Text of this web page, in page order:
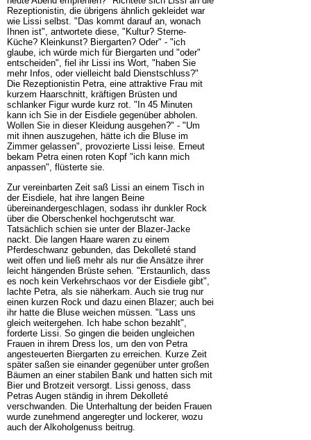
Rezeptionistin, die übrigens ähnlich gekleidet war
wie Lissi selbst. "Das kommt darauf an, wonach
Ihnen ist", antwortete diese, "Kultur? Sterne-
Küche? Kleinkunst? Biergarten? Oder" - "ich
glaube, ich würde mich für Biergarten und "oder"
entscheiden", fiel ihr Lissi ins Wort, "haben Sie
mehr Infos, oder vielleicht bald Dienstschluss?"
Die Rezeptionistin Petra, eine attraktive Frau mit
kurzem Haarschnitt, kräftigen Brüsten und
schlanker Figur wurde kurz rot. "In 45 Minuten
kann ich Sie in der Eisdiele gegenüber abholen.
Wollen Sie in dieser Kleidung ausgehen?" - "Um
mit ihnen auszugehen, hätte ich die Bluse im
Zimmer gelassen", provozierte Lissi leise. Erneut
bekam Petra einen roten Kopf "ich kann mich
anpassen", flüsterte sie.
Zur vereinbarten Zeit saß Lissi an einem Tisch in
der Eisdiele, hat ihre langen Beine
übereinandergeschlagen, sodass ihr dunkler Rock
über die Oberschenkel hochgerutscht war.
Tatsächlich schien sie unter der Blazer-Jacke
nackt. Die langen Haare waren zu einem
Pferdeschwanz gebunden, das Dekolleté stand
weit offen und ließ mehr als nur die Ansätze ihrer
leicht hängenden Brüste sehen. "Erstaunlich, dass
es noch kein Verkehrschaos vor der Eisdiele gibt",
lachte Petra, als sie näherkam. Auch sie trug nur
einen kurzen Rock und dazu einen Blazer; auch bei
ihr hatte die Bluse weichen müssen. "Lass uns
gleich weitergehen. Ich habe schon bezahlt",
forderte Lissi. So gingen die beiden ungleichen
Frauen in ihrem Dress los, um den von Petra
angesteuerten Biergarten zu erreichen. Kurze Zeit
später saßen sie einander gegenüber unter großen
Bäumen an einer stabilen Bank und hatten sich mit
Bier und Brotzeit versorgt. Lissi genoss, dass
Petras Augen ständig in ihrem Dekolleté
verschwanden. Die Unterhaltung der beiden Frauen
wurde zunehmend angeregter und lockerer, wozu
auch der Alkoholgenuss beitrug.